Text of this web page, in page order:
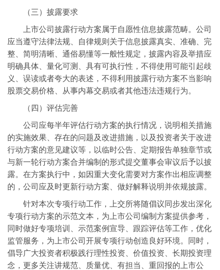
（三）披露要求
上市公司披露行动方案属于自愿性信息披露范畴。公司
应当遵守法律法规、自律规则关于信息披露真实、准确、完
整、简明清晰、通俗易懂等一般性规定，披露内容及举措应
明确具体、量化可测、具有可执行性，不得使用可能引起歧
义、误读或者夸大的表述，不得利用披露行动方案不当影响
股票交易价格、从事内幕交易或者其他违法违规行为。
（四）评估完善
公司应每半年评估行动方案的执行情况，说明相关措施
的实施效果、存在的问题及改进措施，以及投资者关于改进
行动方案的意见建议等，以临时公告、定期报告单独章节或
与新一轮行动方案合并编制的形式提交董事会审议后予以披
露。在方案执行中，如因重大变化需要对方案作出相应调整
的，公司应及时更新行动方案、做好解释说明并依规披露。
针对本次专项行动工作，上交所将随倡议同步发出深化
专项行动方案的示范文本，为上市公司编制方案提供参考，
同时做好专项培训、示范案例宣导、跟踪评估等工作，优化
监管服务，为上市公司开展专项行动创造良好环境。同时，
倡导广大投资者积极践行理性投资、价值投资、长期投资理
念，更多关注讲规范、质量优、有担当、重回报的上市公